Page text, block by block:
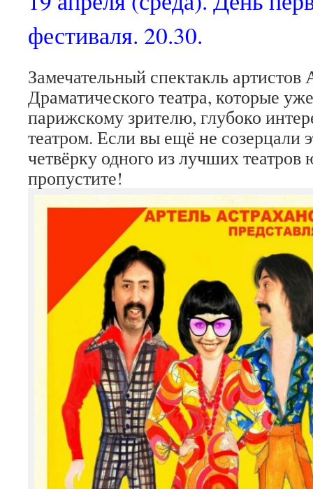
фестиваля. 20.30.
Замечательный спектакль артистов
Драматического театра, которые
парижскому зрителю, глубоко
театром. Если вы ещё не созерцали
четвёрку одного из лучших театров
пропустите!